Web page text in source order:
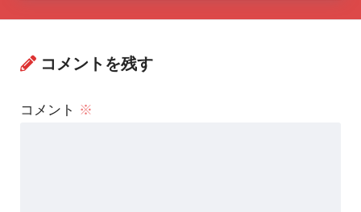
コメントを残す
コメント ※